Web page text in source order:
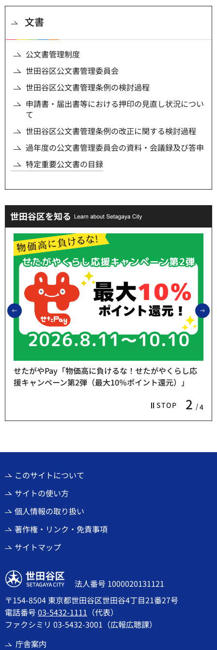
文書
公文書管理制度
世田谷区公文書管理委員会
世田谷区公文書管理条例の検討過程
申請書・届出書等における押印の見直し状況につい
て
世田谷区公文書管理条例の改正に関する検討過程
過年度の公文書管理委員会の資料・会議録及び答申
特定重要公文書の目録
世田谷区を知る
前のスライドを表示
STOP 2 4
せたがやPay「物価高に負けるな！せたがやくらし応
援キャンペーン第2弾（最大10％ポイント還元）」
このサイトについて
サイトの使い方
個人情報の取り扱い
著作権・リンク・免責事項
サイトマップ
世田谷区
法人番号 1000020131121
〒154-8504 東京都世田谷区世田谷4丁目21番27号
電話番号03-5432-1111 （代表）
ファクシミリ 03-5432-3001（広報広聴課）
庁舎案内